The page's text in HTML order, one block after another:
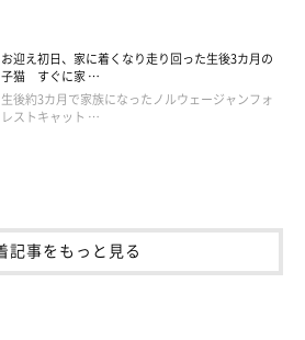
お迎え初日、家に着くなり走り回った生後3カ月の
子猫 すぐに家 …
生後約3カ月で家族になったノルウェージャンフォ
レストキャット …
記事をもっと見る